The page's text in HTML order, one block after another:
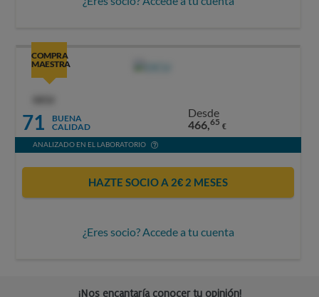
COMPRA
MAESTRA
71
BUENA
CALIDAD
Desde
466,65 €
ANALIZADO EN EL LABORATORIO
HAZTE SOCIO A 2€ 2 MESES
¿Eres socio? Accede a tu cuenta